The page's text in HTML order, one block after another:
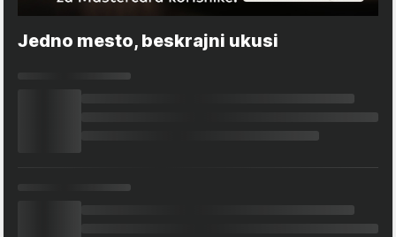
Jedno mesto, beskrajni ukusi